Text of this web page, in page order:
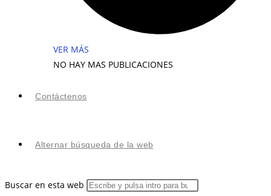
VER MÁS
NO HAY MAS PUBLICACIONES
Contáctenos
Alternar búsqueda de la web
Buscar en esta web